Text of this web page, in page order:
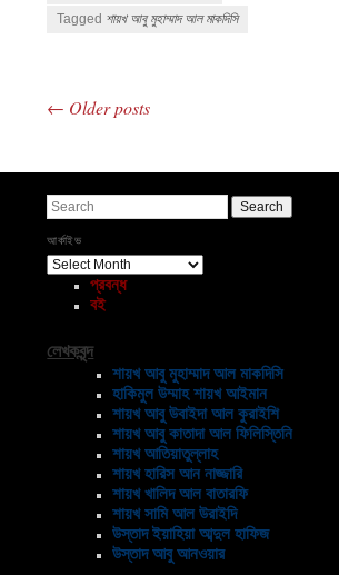
Tagged শায়খ আবু মুহাম্মাদ আল মাকদিসি
Post navigation
← Older posts
Search
আর্কাইভ
আর্কাইভ
প্রবন্ধ
বই
লেখকবৃন্দ
শায়খ আবু মুহাম্মাদ আল মাকদিসি
হাকিমুল উম্মাহ শায়খ আইমান
শায়খ আবু উবাইদা আল কুরাইশি
শায়খ আবু কাতাদা আল ফিলিস্তিনি
শায়খ আতিয়াতুল্লাহ
শায়খ হারিস আন নাজ্জারি
শায়খ খালিদ আল বাতারফি
শায়খ সামি আল উরাইদি
উস্তাদ ইয়াহিয়া আব্দুল হাফিজ
উস্তাদ আবু আনওয়ার